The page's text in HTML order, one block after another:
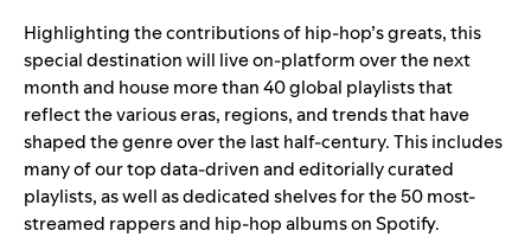
Highlighting the contributions of hip-hop’s greats, this
special destination will live on-platform over the next
month and house more than 40 global playlists that
reflect the various eras, regions, and trends that have
shaped the genre over the last half-century. This includes
many of our topdata-drivenandeditorially curated
playlists, as well as dedicated shelves for the 50 most-
streamed rappersand hip-hopalbumson Spotify.